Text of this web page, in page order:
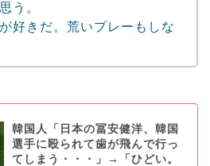
う。
好きだ。荒いプレーもしな
韓国人「日本の冨安健洋、韓国
選手に殴られて歯が飛んで行っ
てしまう・・・」→「ひどい。